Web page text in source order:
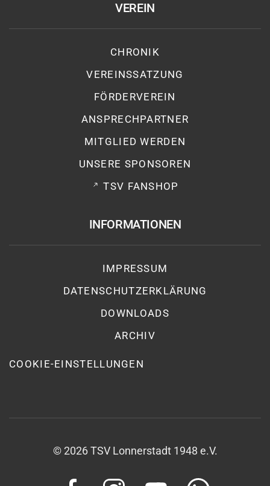
VEREIN
CHRONIK
VEREINSSATZUNG
FÖRDERVEREIN
ANSPRECHPARTNER
MITGLIED WERDEN
UNSERE SPONSOREN
TSV FANSHOP
INFORMATIONEN
IMPRESSUM
DATENSCHUTZ­ERKLÄRUNG
DOWNLOADS
ARCHIV
COOKIE-EINSTELLUNGEN
© 2026TSV Lonnerstadt 1948 e.V.